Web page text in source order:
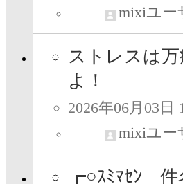
mixiユー
ストレスは
よ！
2026年06月03日
mixiユー
┏○ｽﾐﾏｾﾝ 件